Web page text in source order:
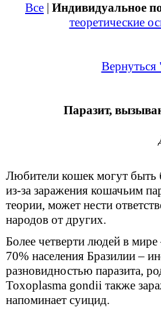
Все | Индивидуальное
теоретические
Вернуться
Паразит,
Любители кошек могут быть
из-за заражения кошачьим
теории, может нести
народов от других.
Более четверти людей в
70% населения Бразилии –
разновидностью паразита,
Toxoplasma gondii также
напоминает суицид.